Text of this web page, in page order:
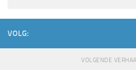
VOLG:
VOLGENDE